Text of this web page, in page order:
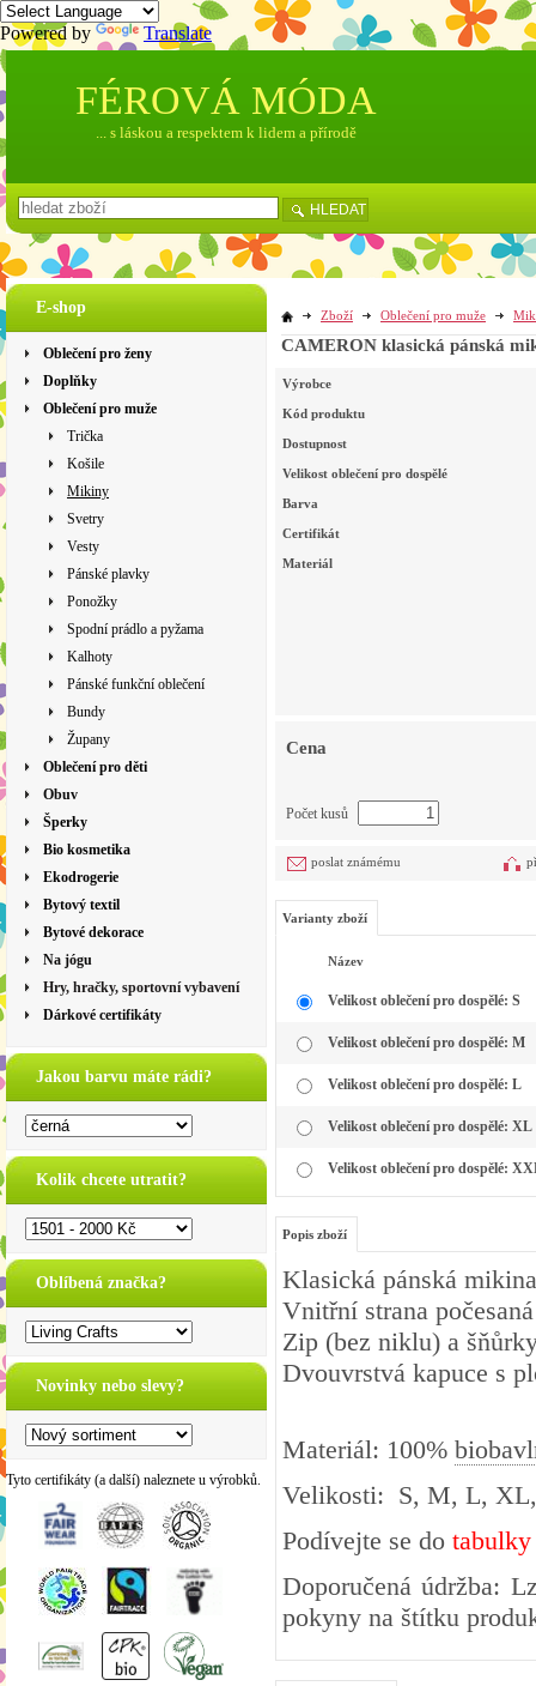
Powered by Translate
E-shop
Oblečení pro ženy
Doplňky
Oblečení pro muže
Trička
Košile
Mikiny
Svetry
Vesty
Pánské plavky
Ponožky
Spodní prádlo a pyžama
Kalhoty
Pánské funkční oblečení
Bundy
Župany
Oblečení pro děti
Obuv
Šperky
Bio kosmetika
Ekodrogerie
Bytový textil
Bytové dekorace
Na jógu
Hry, hračky, sportovní vybavení
Dárkové certifikáty
Jakou barvu máte rádi?
Kolik chcete utratit?
Oblíbená značka?
Novinky nebo slevy?
Tyto certifikáty (a další) naleznete u výrobků.
Zboží Oblečení pro muže
CAMERON klasická pánská
Výrobce
Kód produktu
Dostupnost
Velikost oblečení pro dospělé
Barva
Certifikát
Materiál
Cena
Počet kusů
poslat známému
Varianty zboží
Název
Velikost oblečení pro dospělé: S
Velikost oblečení pro dospělé: M
Velikost oblečení pro dospělé: L
Velikost oblečení pro dospělé: XL
Velikost oblečení pro dospělé:
Popis zboží
Klasická pánská
Vnitřní strana
Zip (bez niklu) a
Dvouvrstvá kapuce s
Materiál: 100%
Velikosti: S, M, L,
Podívejte se do
Doporučená údržba:
pokyny na štítku
FÉROVÁ MÓDA
... s láskou a respektem k lidem a přírodě
HLEDAT